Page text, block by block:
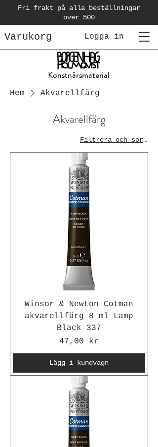
Fri frakt på alla beställningar
över 500
Varukorg Logga in
Konstnärsmaterial
Hem Akvarellfärg
Akvarellfärg
Filtrera och sortera
Winsor & Newton Cotman
akvarellfärg 8 ml Lamp
Black 337
Pris
47,00 kr
Lägg i kundvagn